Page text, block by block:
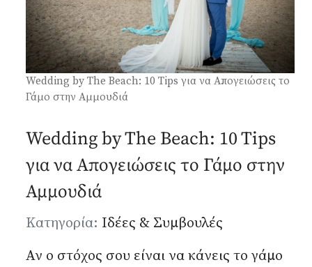
Wedding by The Beach: 10 Tips για να Απογειώσεις το
Γάμο στην Αμμουδιά
Wedding by The Beach: 10 Tips
για να Απογειώσεις το Γάμο στην
Αμμουδιά
Λεπτομέρειες
Κατηγορία: Ιδέες & Συμβουλές
Αν ο στόχος σου είναι να κάνεις το γάμο